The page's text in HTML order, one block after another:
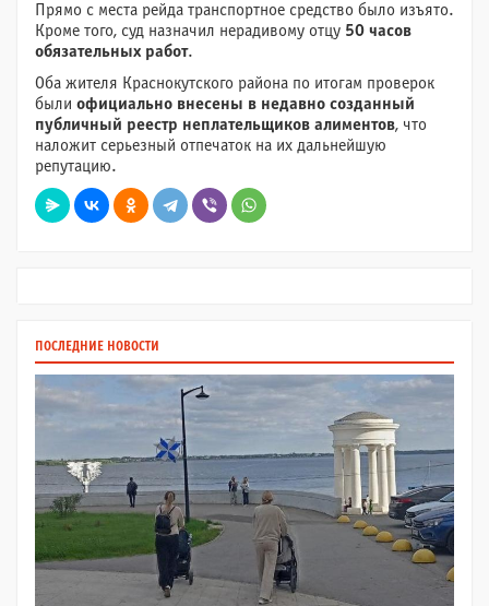
Прямо с места рейда транспортное средство было изъято.
Кроме того, суд назначил нерадивому отцу 50 часов
обязательных работ.
Оба жителя Краснокутского района по итогам проверок
были официально внесены в недавно созданный
публичный реестр неплательщиков алиментов, что
наложит серьезный отпечаток на их дальнейшую
репутацию.
ПОСЛЕДНИЕ НОВОСТИ